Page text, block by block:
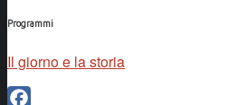
Programmi
Il giorno e la storia